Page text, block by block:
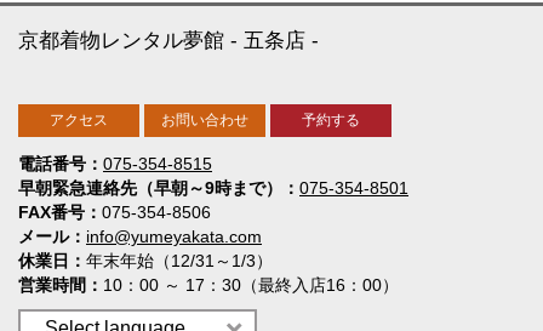
電話番号
075-354-8515
早朝緊急連絡先（早朝～9時まで）
075-354-8501
FAX番号
075-354-8506
メール
info@yumeyakata.com
休業日
年末年始（12/31～1/3）
営業時間
10：00 ～ 17：30（最終入店16：00）
京都着物レンタル夢館 五条店
アクセス お問い合わせ 予約する